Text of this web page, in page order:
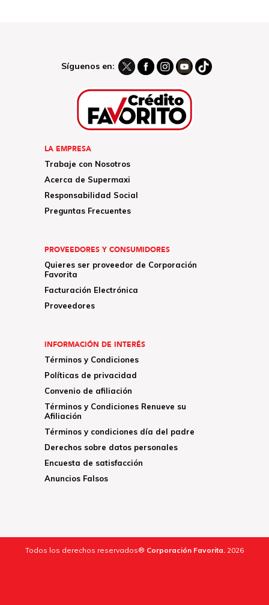
Síguenos en:
LA EMPRESA
Trabaje con Nosotros
Acerca de Supermaxi
Responsabilidad Social
Preguntas Frecuentes
PROVEEDORES Y CONSUMIDORES
Quieres ser proveedor de Corporación
Favorita
Facturación Electrónica
Proveedores
INFORMACIÓN DE INTERÉS
Términos y Condiciones
Políticas de privacidad
Convenio de afiliación
Términos y Condiciones Renueve su
Afiliación
Términos y condiciones día del padre
Derechos sobre datos personales
Encuesta de satisfacción
Anuncios Falsos
Todos los derechos reservados® Corporación Favorita. 2026